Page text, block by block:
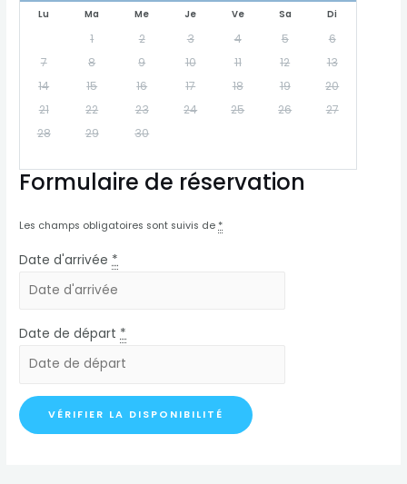
Lu Ma Me Je Ve Sa Di
1 2 3 4 5
6
7
8 9 10 11 12
13
14
15 16 17 18 19
20
21
22 23 24 25 26
27
28
29 30
Formulaire de réservation
Les champs obligatoires sont suivis de *
Date d'arrivée*
Date de départ*